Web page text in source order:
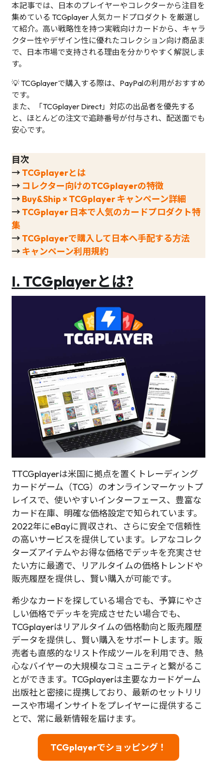
本記事では、日本のプレイヤーやコレクターから注目を
集めている TCGplayer 人気カードプロダクト を厳選し
て紹介。高い戦略性を持つ実戦向けカードから、キャラ
クター性やデザイン性に優れたコレクション向け商品ま
で、日本市場で支持される理由を分かりやすく解説しま
す。
💡 TCGplayerで購入する際は、PayPalの利用がおすすめ
です。
また、「TCGplayer Direct」対応の出品者を優先する
と、ほとんどの注文で追跡番号が付与され、配送面でも
安心です。
目次
→ TCGplayerとは
→ コレクター向けのTCGplayerの特徴
→ Buy&Ship × TCGplayer キャンペーン詳細
→ TCGplayer 日本で人気のカードプロダクト特
集
→ TCGplayerで購入して日本へ手配する方法
→ キャンペーン利用規約
I. TCGplayerとは?
TTCGplayerは米国に拠点を置くトレーディング
カードゲーム（TCG）のオンラインマーケットプ
レイスで、使いやすいインターフェース、豊富な
カード在庫、明確な価格設定で知られています。
2022年にeBayに買収され、さらに安全で信頼性
の高いサービスを提供しています。レアなコレク
ターズアイテムやお得な価格でデッキを充実させ
たい方に最適で、リアルタイムの価格トレンドや
販売履歴を提供し、賢い購入が可能です。
希少なカードを探している場合でも、予算にやさ
しい価格でデッキを完成させたい場合でも、
TCGplayerはリアルタイムの価格動向と販売履歴
データを提供し、賢い購入をサポートします。販
売者も直感的なリスト作成ツールを利用でき、熱
心なバイヤーの大規模なコミュニティと繋がるこ
とができます。TCGplayerは主要なカードゲーム
出版社と密接に提携しており、最新のセットリリ
ースや市場インサイトをプレイヤーに提供するこ
とで、常に最新情報を届けます。
TCGplayerでショッピング！